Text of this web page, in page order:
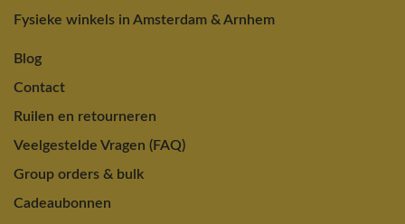
Fysieke winkels in Amsterdam & Arnhem
Blog
Contact
Ruilen en retourneren
Veelgestelde Vragen (FAQ)
Group orders & bulk
Cadeaubonnen